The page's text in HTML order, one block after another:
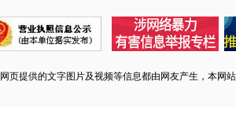
页提供的文字图片及视频等信息都由网友产生，本网